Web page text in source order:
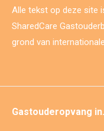
Alle tekst op deze site
SharedCare
grond van
Gastouderopvang